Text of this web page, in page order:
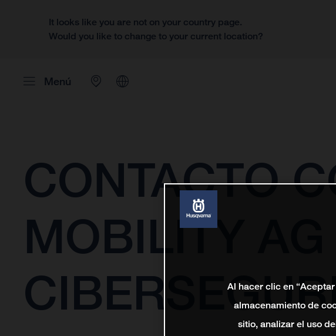
It looks like you are not on your country page.
Would you like to change to your current location?
Menú
CONTACTO
MOBILITY
Al hacer clic en
almacenamiento de
sitio, analizar el uso